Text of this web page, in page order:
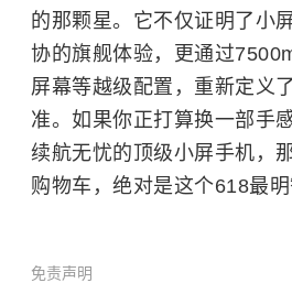
的那颗星。它不仅证明了小
协的旗舰体验，更通过
屏幕等越级配置，重新定义
准。如果你正打算换一部手
续航无忧的顶级小屏手机，
购物车，绝对是这个618最明
免责声明